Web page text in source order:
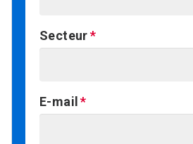
Secteur
E-mail